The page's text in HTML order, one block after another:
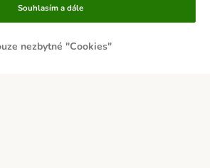
DOBÍRKAnezbytné "Cookies"
Souhlasím a dále